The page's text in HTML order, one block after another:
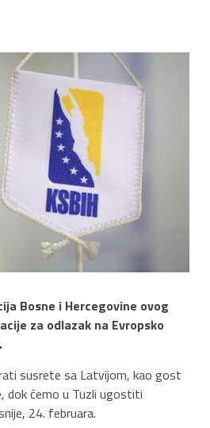
Bosne i Hercegovine ovog
za odlazak na Evropsko
susrete sa Latvijom, kao gost
dok ćemo u Tuzli ugostiti
24. februara.